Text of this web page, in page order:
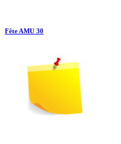
Fête AMU 30